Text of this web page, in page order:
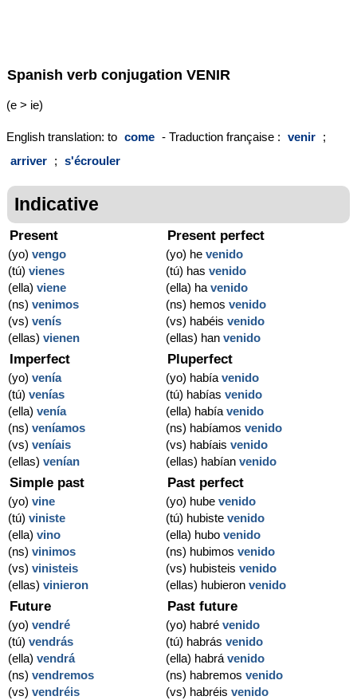
Spanish verb conjugation VENIR
(e > ie)
English translation: to come - Traduction française : venir ;
arriver ; s'écrouler
Indicative
Present
(yo) vengo
(tú) vienes
(ella) viene
(ns) venimos
(vs) venís
(ellas) vienen
Present perfect
(yo) hevenido
(tú) hasvenido
(ella) havenido
(ns) hemosvenido
(vs) habéisvenido
(ellas) hanvenido
Imperfect
(yo) venía
(tú) venías
(ella) venía
(ns) veníamos
(vs) veníais
(ellas) venían
Pluperfect
(yo) habíavenido
(tú) habíasvenido
(ella) habíavenido
(ns) habíamosvenido
(vs) habíaisvenido
(ellas) habíanvenido
Simple past
(yo) vine
(tú) viniste
(ella) vino
(ns) vinimos
(vs) vinisteis
(ellas) vinieron
Past perfect
(yo) hubevenido
(tú) hubistevenido
(ella) hubovenido
(ns) hubimosvenido
(vs) hubisteisvenido
(ellas) hubieronvenido
Future
(yo) vendré
(tú) vendrás
(ella) vendrá
(ns) vendremos
(vs) vendréis
Past future
(yo) habrévenido
(tú) habrásvenido
(ella) habrávenido
(ns) habremosvenido
(vs) habréisvenido